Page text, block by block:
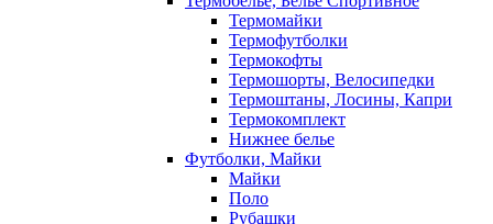
Термомайки
Термофутболки
Термокофты
Термошорты, Велосипедки
Термоштаны, Лосины, Капри
Термокомплект
Нижнее белье
Футболки, Майки
Майки
Поло
Рубашки